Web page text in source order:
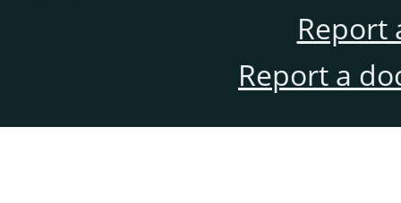
Report
Report a